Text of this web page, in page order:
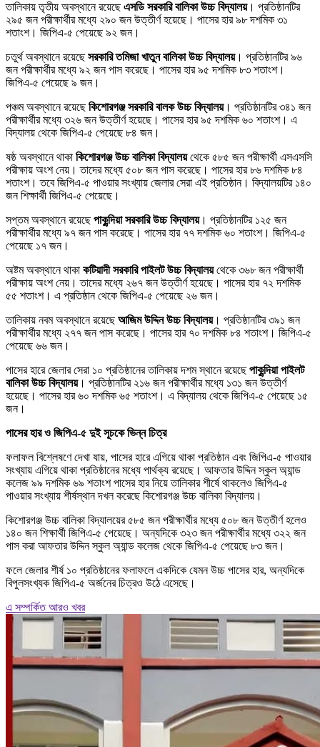
তালিকায় তৃতীয় অবস্থানে রয়েছেএসডি সরকারি বালিকা উচ্চ বিদ্যালয়। প্রতিষ্ঠানটির
২৯৫ জন পরীক্ষার্থীর মধ্যে ২৯০ জন উত্তীর্ণ হয়েছে। পাসের হার ৯৮ দশমিক ৩১
শতাংশ। জিপিএ-৫ পেয়েছে ৯২ জন।
চতুর্থ অবস্থানে রয়েছেসরকারি তমিজা খাতুন বালিকা উচ্চ বিদ্যালয়। প্রতিষ্ঠানটির ৯৬
জন পরীক্ষার্থীর মধ্যে ৯২ জন পাস করেছে। পাসের হার ৯৫ দশমিক ৮৩ শতাংশ।
জিপিএ-৫ পেয়েছে ৯ জন।
পঞ্চম অবস্থানে রয়েছেকিশোরগঞ্জ সরকারি বালক উচ্চ বিদ্যালয়। প্রতিষ্ঠানটির ৩৪১ জন
পরীক্ষার্থীর মধ্যে ৩২৬ জন উত্তীর্ণ হয়েছে। পাসের হার ৯৫ দশমিক ৬০ শতাংশ। এ
বিদ্যালয় থেকে জিপিএ-৫ পেয়েছে ৮৪ জন।
ষষ্ঠ অবস্থানে থাকা কিশোরগঞ্জ উচ্চ বালিকা বিদ্যালয়থেকে ৫৮৫ জন পরীক্ষার্থী এসএসসি
পরীক্ষায় অংশ নেয়। তাদের মধ্যে ৫০৮ জন পাস করেছে। পাসের হার ৮৬ দশমিক ৮৪
শতাংশ। তবে জিপিএ-৫ পাওয়ার সংখ্যায় জেলার সেরা এই প্রতিষ্ঠান। বিদ্যালয়টির ১৪০
জন শিক্ষার্থী জিপিএ-৫ পেয়েছে।
সপ্তম অবস্থানে রয়েছেপাকুন্দিয়া সরকারি উচ্চ বিদ্যালয়। প্রতিষ্ঠানটির ১২৫ জন
পরীক্ষার্থীর মধ্যে ৯৭ জন পাস করেছে। পাসের হার ৭৭ দশমিক ৬০ শতাংশ। জিপিএ-৫
পেয়েছে ১৭ জন।
অষ্টম অবস্থানে থাকা কটিয়াদী সরকারি পাইলট উচ্চ বিদ্যালয়থেকে ৩৬৮ জন পরীক্ষার্থী
পরীক্ষায় অংশ নেয়। তাদের মধ্যে ২৬৭ জন উত্তীর্ণ হয়েছে। পাসের হার ৭২ দশমিক
৫৫ শতাংশ। এ প্রতিষ্ঠান থেকে জিপিএ-৫ পেয়েছে ২৬ জন।
তালিকায় নবম অবস্থানে রয়েছেআজিম উদ্দিন উচ্চ বিদ্যালয়। প্রতিষ্ঠানটির ৩৯১ জন
পরীক্ষার্থীর মধ্যে ২৭৭ জন পাস করেছে। পাসের হার ৭০ দশমিক ৮৪ শতাংশ। জিপিএ-৫
পেয়েছে ৬৬ জন।
পাসের হারে জেলার সেরা ১০ প্রতিষ্ঠানের তালিকায় দশম স্থানে রয়েছেপাকুন্দিয়া পাইলট
বালিকা উচ্চ বিদ্যালয়। প্রতিষ্ঠানটির ২১৬ জন পরীক্ষার্থীর মধ্যে ১৩১ জন উত্তীর্ণ
হয়েছে। পাসের হার ৬০ দশমিক ৬৫ শতাংশ। এ বিদ্যালয় থেকে জিপিএ-৫ পেয়েছে ১৫
জন।
পাসের হার ও জিপিএ-৫ দুই সূচকে ভিন্ন চিত্র
ফলাফল বিশ্লেষণে দেখা যায়, পাসের হারে এগিয়ে থাকা প্রতিষ্ঠান এবং জিপিএ-৫ পাওয়ার
সংখ্যায় এগিয়ে থাকা প্রতিষ্ঠানের মধ্যে পার্থক্য রয়েছে। আফতার উদ্দিন স্কুল অ্যান্ড
কলেজ ৯৯ দশমিক ৬৯ শতাংশ পাসের হার নিয়ে তালিকার শীর্ষে থাকলেও জিপিএ-৫
পাওয়ার সংখ্যায় শীর্ষস্থান দখল করেছে কিশোরগঞ্জ উচ্চ বালিকা বিদ্যালয়।
কিশোরগঞ্জ উচ্চ বালিকা বিদ্যালয়ের ৫৮৫ জন পরীক্ষার্থীর মধ্যে ৫০৮ জন উত্তীর্ণ হলেও
১৪০ জন শিক্ষার্থী জিপিএ-৫ পেয়েছে। অন্যদিকে ৩২৩ জন পরীক্ষার্থীর মধ্যে ৩২২ জন
পাস করা আফতার উদ্দিন স্কুল অ্যান্ড কলেজ থেকে জিপিএ-৫ পেয়েছে ৮৩ জন।
ফলে জেলার শীর্ষ ১০ প্রতিষ্ঠানের ফলাফলে একদিকে যেমন উচ্চ পাসের হার, অন্যদিকে
বিপুলসংখ্যক জিপিএ-৫ অর্জনের চিত্রও উঠে এসেছে।
এ সম্পর্কিত আরও খবর